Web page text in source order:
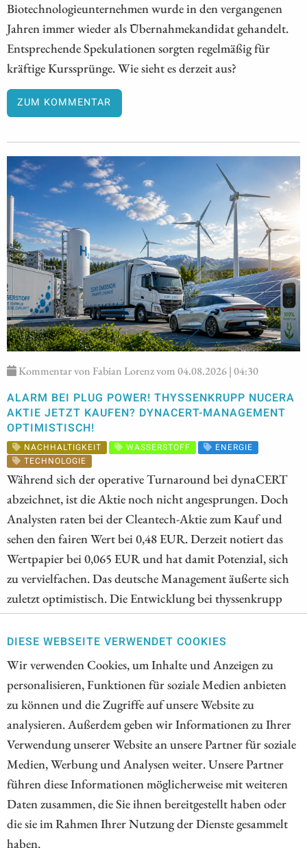
DIESE WEBSEITE VERWENDET COOKIES
Wir verwenden Cookies, um Inhalte und Anzeigen zu
personalisieren, Funktionen für soziale Medien anbieten
zu können und die Zugriffe auf unsere Website zu
analysieren. Außerdem geben wir Informationen zu Ihrer
Verwendung unserer Website an unsere Partner für soziale
Medien, Werbung und Analysen weiter. Unsere Partner
führen diese Informationen möglicherweise mit weiteren
Daten zusammen, die Sie ihnen bereitgestellt haben oder
die sie im Rahmen Ihrer Nutzung der Dienste gesammelt
haben.
Biotechnologieunternehmen wurde in den vergangenen
Jahren immer wieder als Übernahmekandidat gehandelt.
Entsprechende Spekulationen sorgten regelmäßig für
kräftige Kurssprünge. Wie sieht es derzeit aus?
ZUM KOMMENTAR
Kommentar von Fabian Lorenz vom 04.08.2026 | 04:30
ALARM BEI PLUG POWER! THYSSENKRUPP NUCERA
AKTIE JETZT KAUFEN? DYNACERT-MANAGEMENT
OPTIMISTISCH!
NACHHALTIGKEIT WASSERSTOFF
ENERGIE
TECHNOLOGIE
Während sich der operative Turnaround bei dynaCERT
abzeichnet, ist die Aktie noch nicht angesprungen. Doch
Analysten raten bei der Cleantech-Aktie zum Kauf und
sehen den fairen Wert bei 0,48 EUR. Derzeit notiert das
Wertpapier bei 0,065 EUR und hat damit Potenzial, sich
zu vervielfachen. Das deutsche Management äußerte sich
zuletzt optimistisch. Die Entwicklung bei thyssenkrupp
nucera war zuletzt weniger schwach als erwartet. Doch
reicht das, damit die deutsche Wasserstoff-Hoffnung
durchstarten kann? Mit einer Pressemitteilung wollte Plug
Power zuletzt Optimismus verbreiten. Stattdessen schrillen
bei Investoren die Alarmglocken. Die Aktie setzt den
Abwärtstrend fort, denn die Liquidität könnte nicht
reichen und eine Kapitalerhöhung ist zu erwarten.
ZUM KOMMENTAR